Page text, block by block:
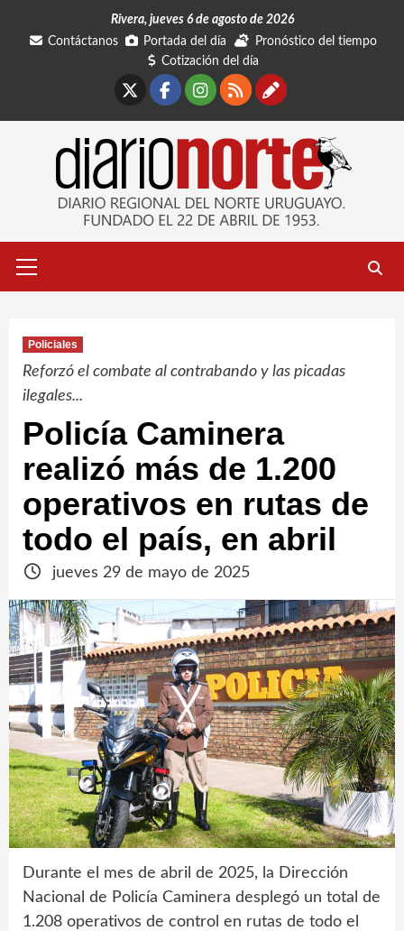
Rivera, jueves 6 de agosto de 2026
Contáctanos
Portada del día
Pronóstico del tiempo
Cotización del día
Facebook
Instagram
RSSContáctanos
primario
Policiales
Reforzó el combate al contrabando y las picadas
ilegales...
Policía Caminera
realizó más de 1.200
operativos en rutas de
todo el país, en abril
jueves 29 de mayo de 2025
Durante el mes de abril de 2025, la Dirección
Nacional de Policía Caminera desplegó un total de
1.208 operativos de control en rutas de todo el